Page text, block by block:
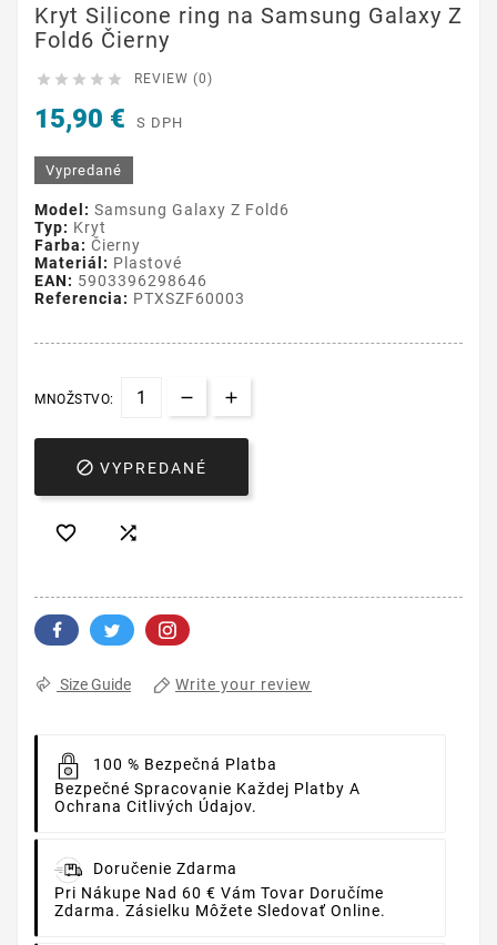
Kryt Silicone ring na Samsung Galaxy Z
Fold6 Čierny
     REVIEW (0)
15,90 € S DPH
Vypredané
Model: Samsung Galaxy Z Fold6
Typ: Kryt
Farba: Čierny
Materiál: Plastové
EAN: 5903396298646
Referencia: PTXSZF60003
MNOŽSTVO:
 VYPREDANÉ
 
Size Guide Write your review
100 % Bezpečná Platba
Bezpečné Spracovanie Každej Platby A
Ochrana Citlivých Údajov.
Doručenie Zdarma
Pri Nákupe Nad 60 € Vám Tovar Doručíme
Zdarma. Zásielku Môžete Sledovať Online.